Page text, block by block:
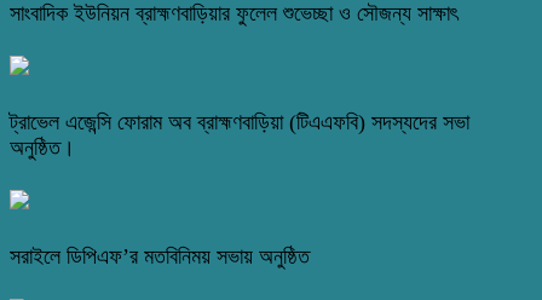
সাংবাদিক ইউনিয়ন ব্রাহ্মণবাড়িয়ার ফুলেল শুভেচ্ছা ও সৌজন্য সাক্ষাৎ
ট্রাভেল এজেন্সি ফোরাম অব ব্রাহ্মণবাড়িয়া (টিএএফবি) সদস্যদের সভা
অনুষ্ঠিত।
সরাইলে ডিপিএফ’র মতবিনিময় সভায় অনুষ্ঠিত